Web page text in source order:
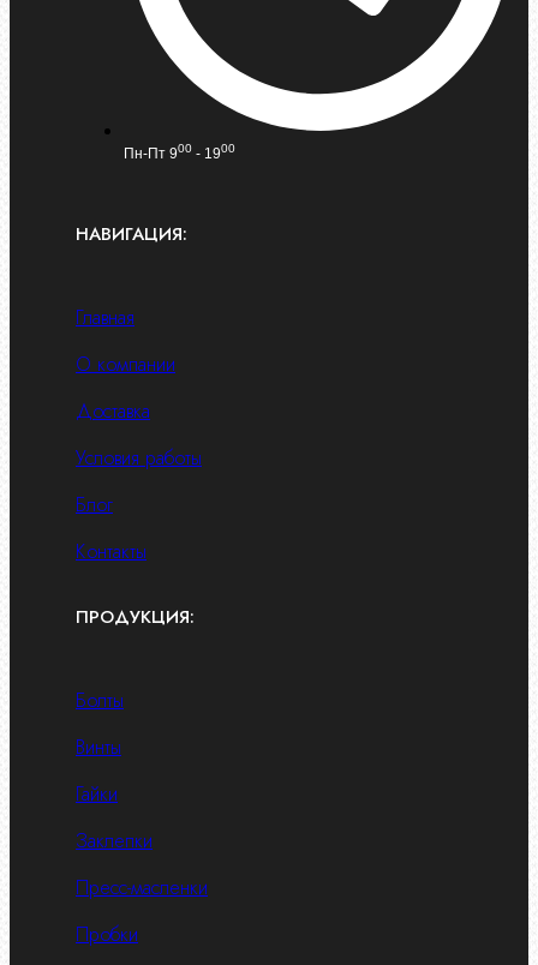
Пн-Пт 900 - 1900
НАВИГАЦИЯ:
Главная
О компании
Доставка
Условия работы
Блог
Контакты
ПРОДУКЦИЯ:
Болты
Винты
Гайки
Заклепки
Пресс-масленки
Пробки